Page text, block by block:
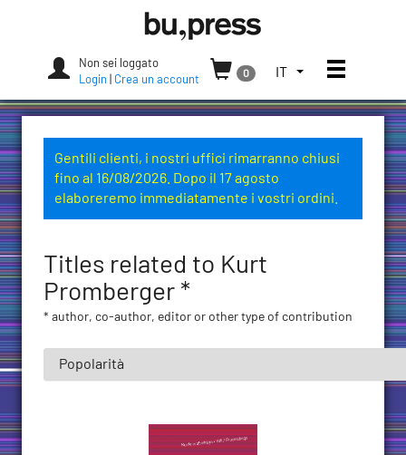
Press
Non sei loggato
Login
Crea un account
0
SELEZIONA
LINGUA.
ATTUALE:
(ITALIA)
IT Apri/
Gentili clienti, i nostri uffici rimarranno chiusi
fino al 16/08/2026. Dopo il 17 agosto
elaboreremo immediatamente i vostri ordini.
Titles related to Kurt
Promberger *
* author, co-author, editor or other type of contribution